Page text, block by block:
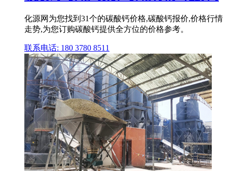
化源网为您找到31个的碳酸钙价格,碳酸钙报价,价格行情
走势,为您订购碳酸钙提供全方位的价格参考。
联系电话: 180 3780 8511